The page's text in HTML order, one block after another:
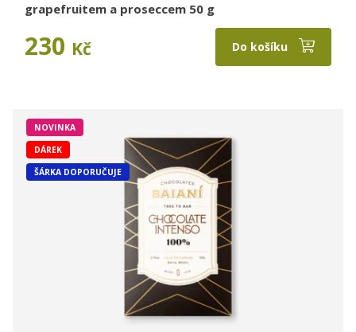
grapefruitem a proseccem 50 g
230 Kč Do košíku
NOVINKA
DÁREK
ŠÁRKA DOPORUČUJE